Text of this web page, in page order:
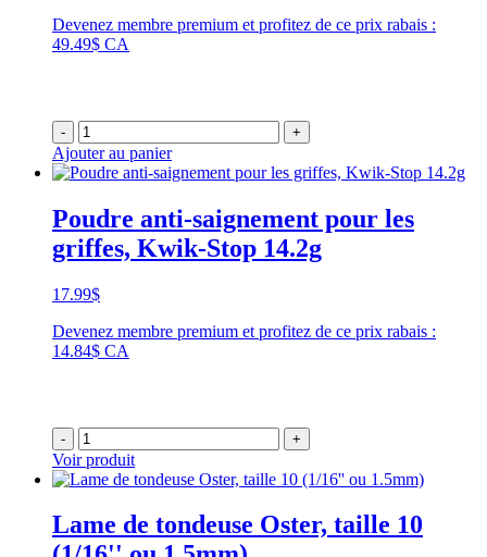
Devenez membre premium et profitez de ce prix rabais :
49.49$ CA
- +
Ajouter au panier
Poudre anti-saignement pour les
griffes, Kwik-Stop 14.2g
17.99$
Devenez membre premium et profitez de ce prix rabais :
14.84$ CA
- +
Voir produit
Lame de tondeuse Oster, taille 10